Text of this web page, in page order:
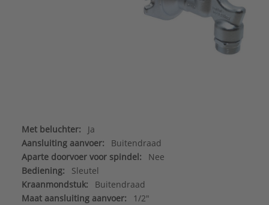
Met beluchter:
Ja
Aansluiting aanvoer:
Buitendraad
Aparte doorvoer voor spindel:
Nee
Bediening:
Sleutel
Kraanmondstuk:
Buitendraad
Maat aansluiting aanvoer:
1/2"